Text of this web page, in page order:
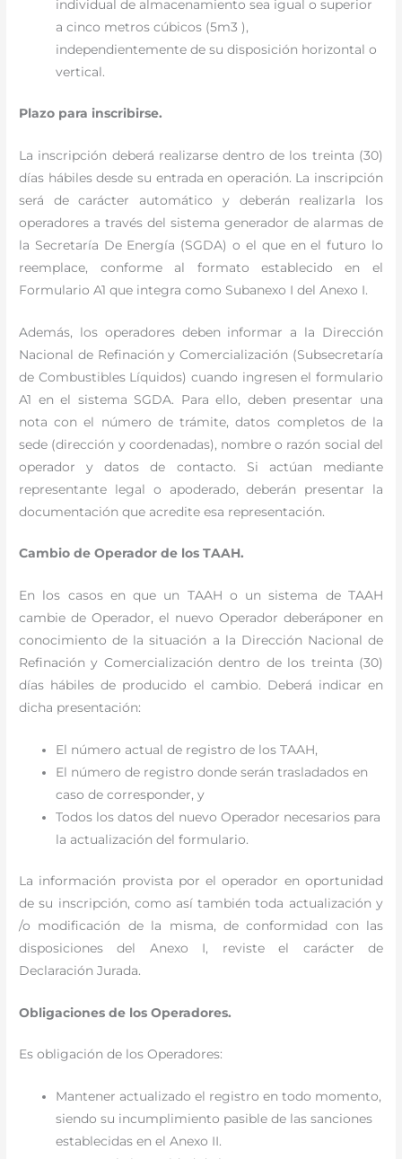
individual de almacenamiento sea igual o superior
a cinco metros cúbicos (5m3 ),
independientemente de su disposición horizontal o
vertical.
Plazo para inscribirse.
La inscripción deberá realizarse dentro de los treinta (30)
días hábiles desde su entrada en operación. La inscripción
será de carácter automático y deberán realizarla los
operadores a través del sistema generador de alarmas de
la Secretaría De Energía (SGDA) o el que en el futuro lo
reemplace, conforme al formato establecido en el
Formulario A1 que integra como Subanexo I del Anexo I.
Además, los operadores deben informar a la Dirección
Nacional de Refinación y Comercialización (Subsecretaría
de Combustibles Líquidos) cuando ingresen el formulario
A1 en el sistema SGDA. Para ello, deben presentar una
nota con el número de trámite, datos completos de la
sede (dirección y coordenadas), nombre o razón social del
operador y datos de contacto. Si actúan mediante
representante legal o apoderado, deberán presentar la
documentación que acredite esa representación.
Cambio de Operador de los TAAH.
En los casos en que un TAAH o un sistema de TAAH
cambie de Operador, el nuevo Operador deberáponer en
conocimiento de la situación a la Dirección Nacional de
Refinación y Comercialización dentro de los treinta (30)
días hábiles de producido el cambio. Deberá indicar en
dicha presentación:
El número actual de registro de los TAAH,
El número de registro donde serán trasladados en
caso de corresponder, y
Todos los datos del nuevo Operador necesarios para
la actualización del formulario.
La información provista por el operador en oportunidad
de su inscripción, como así también toda actualización y
/o modificación de la misma, de conformidad con las
disposiciones del Anexo I, reviste el carácter de
Declaración Jurada.
Obligaciones de los Operadores.
Es obligación de los Operadores:
Mantener actualizado el registro en todo momento,
siendo su incumplimiento pasible de las sanciones
establecidas en el Anexo II.